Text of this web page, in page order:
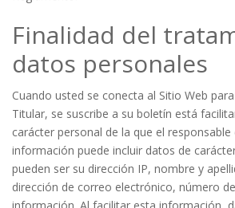
Finalidad del
datos personales
Cuando usted se conecta al Sitio Web
Titular, se suscribe a su boletín está
carácter personal de la que el responsable
información puede incluir datos de
pueden ser su dirección IP, nombre y
dirección de correo electrónico, número